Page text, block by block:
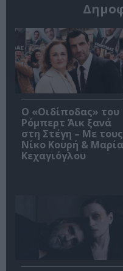
O «Οιδίποδας» του
Ρόμπερτ Άικ ξανά
στη Στέγη – Με τους
Νίκο Κουρή & Μαρία
Κεχαγιόγλου